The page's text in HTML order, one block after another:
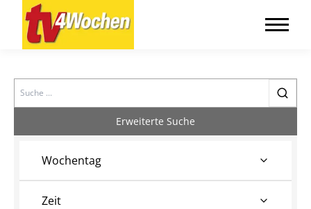
Search
Erweiterte Suche
Wochentag
Zeit